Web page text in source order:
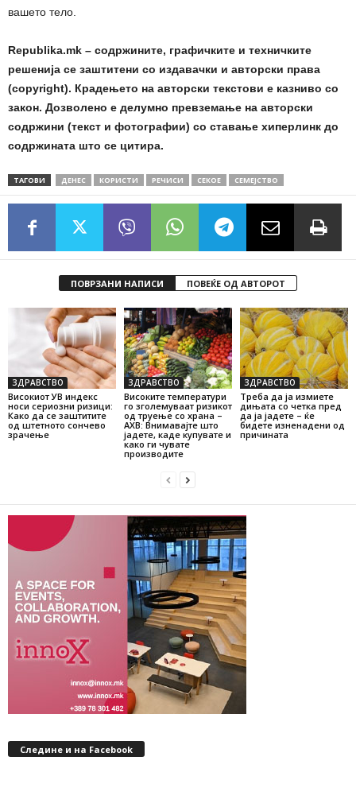
вашето тело.
Republika.mk – содржините, графичките и техничките
решенија се заштитени со издавачки и авторски права
(copyright). Крадењето на авторски текстови е казниво со
закон. Дозволено е делумно превземање на авторски
содржини (текст и фотографии) со ставање хиперлинк до
содржината што се цитира.
ТАГОВИ ДЕНЕС КОРИСТИ РЕЧИСИ СЕКОЕ СЕМЕЈСТВО
ПОВРЗАНИ НАПИСИ ПОВЕЌЕ ОД АВТОРОТ
ЗДРАВСТВО
Високиот УВ индекс
носи сериозни ризици:
Како да се заштитите
од штетното сончево
зрачење
ЗДРАВСТВО
Високите температури
го зголемуваат ризикот
од труење со храна –
АХВ: Внимавајте што
јадете, каде купувате и
како ги чувате
производите
ЗДРАВСТВО
Треба да ја измиете
дињата со четка пред
да ја јадете – ќе
бидете изненадени од
причината
Следине и на Facebook